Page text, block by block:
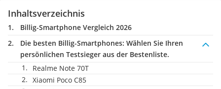
Inhaltsverzeichnis
Billig-Smartphone Vergleich 2026
Die besten Billig-Smartphones: Wählen Sie Ihren
persönlichen Testsieger aus der Bestenliste.
Realme Note 70T
Xiaomi Poco C85